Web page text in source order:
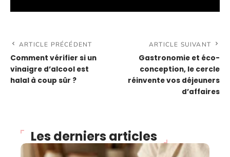
ARTICLE PRÉCÉDENT
Comment vérifier si un
vinaigre d’alcool est
halal à coup sûr ?
ARTICLE SUIVANT
Gastronomie et éco-
conception, le cercle
réinvente vos déjeuners
d’affaires
Les derniers articles